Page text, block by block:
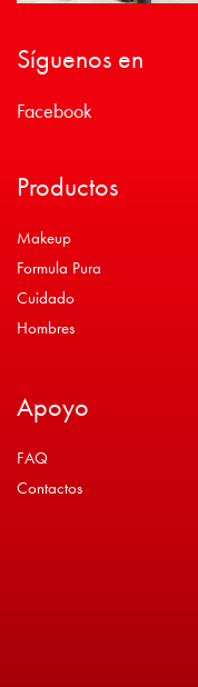
Síguenos en
Facebook
Productos
Makeup
Formula Pura
Cuidado
Hombres
Apoyo
FAQ
Contactos